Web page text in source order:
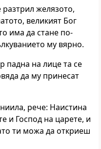
желязото,
великият Бог
има да стане по-
му вярно.
падна на лице та се
да му принесат
рече: Наистина
и Господ на царете, и
ти можа да откриеш